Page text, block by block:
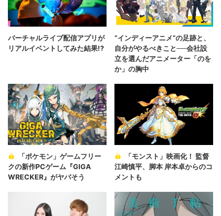
バーチャルライブ配信アプリが
リアルイベントしてみた結果!?
“インディーアニメ“の足跡と、
自分がやるべきこと──会社設
立を選んだアニメーター「のを
か」の胸中
「ポケモン」ゲームフリー
クの新作PCゲーム『GIGA
WRECKER』がヤバそう
「モンスト」映画化！ 監督
江崎慎平、脚本 岸本卓からのコ
メントも